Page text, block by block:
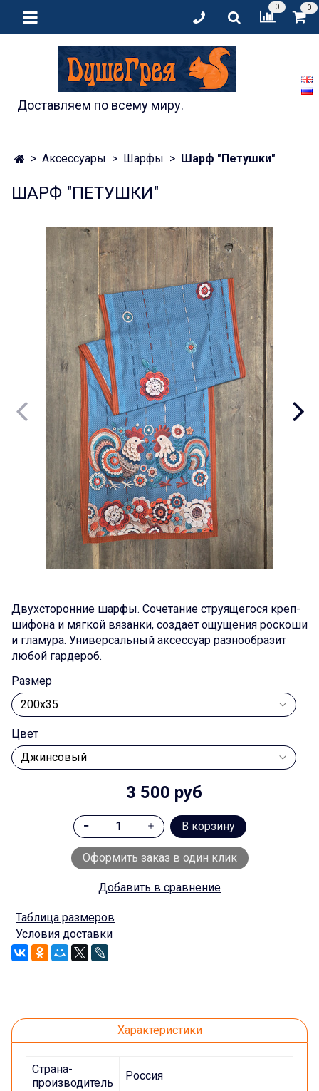
0 0
Доставляем по всему миру.
Аксессуары Шарфы Шарф "Петушки"
ШАРФ "ПЕТУШКИ"
Двухсторонние шарфы. Сочетание струящегося креп-
шифона и мягкой вязанки, создает ощущения роскоши
и гламура. Универсальный аксессуар разнообразит
любой гардероб.
Размер
Цвет
3 500 руб
В корзину
Оформить заказ в один клик
Добавить в сравнение
Таблица размеров
Условия доставки
Характеристики
Страна-
производитель
Россия